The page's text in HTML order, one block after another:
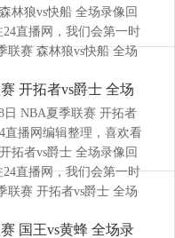
林狼vs快船 全场录像回
直播网，我们会第一时
联赛 森林狼vs快船 全场
开拓者vs爵士 全场
日 NBA夏季联赛 开拓者
直播网编辑整理，喜欢看
拓者vs爵士 全场录像回
直播网，我们会第一时
联赛 开拓者vs爵士 全场
国王vs黄蜂 全场录